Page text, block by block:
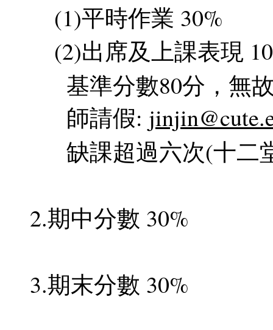
(1)平時作業 30%
(2)出席及上課表現
基準分數80分，無
師請假:
缺課超過六次(十二
2.期中分數 30%
3.期末分數 30%